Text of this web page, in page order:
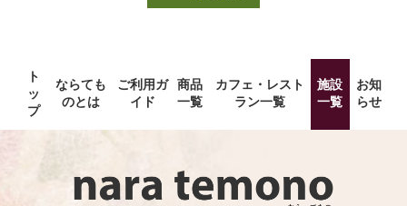
ト
ッ
プ
ならても
のとは
ご利用ガ
イド
商品
一覧
カフェ・レスト
ラン一覧
施設
一覧
お知
らせ